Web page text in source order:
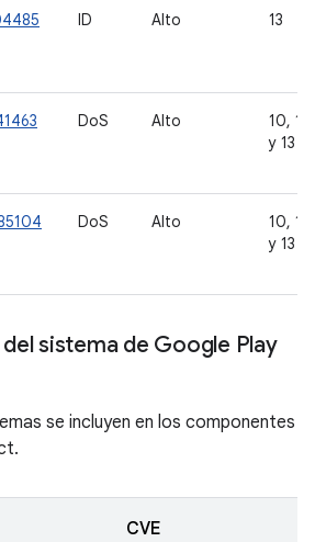
ID Alto 13
DoS Alto
10,
y 13
DoS Alto
10,
y 13
sistema de Google Play
se incluyen en los componentes
CVE